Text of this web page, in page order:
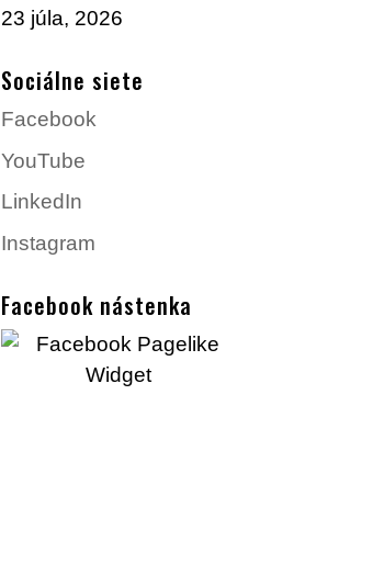
23 júla, 2026
Sociálne siete
Facebook
YouTube
LinkedIn
Instagram
Facebook nástenka